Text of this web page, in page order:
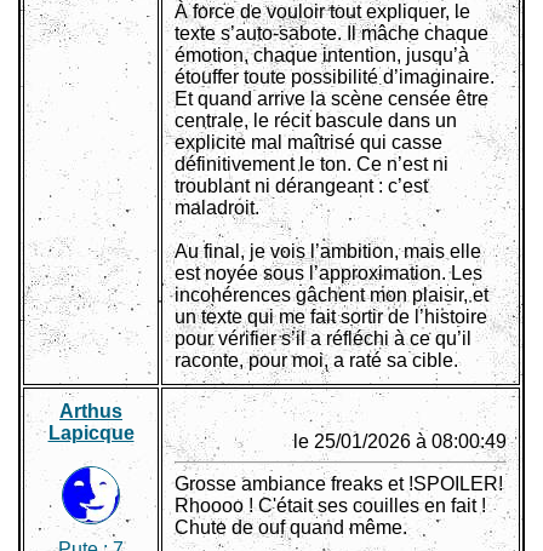
À force de vouloir tout expliquer, le
texte s’auto-sabote. Il mâche chaque
émotion, chaque intention, jusqu’à
étouffer toute possibilité d’imaginaire.
Et quand arrive la scène censée être
centrale, le récit bascule dans un
explicite mal maîtrisé qui casse
définitivement le ton. Ce n’est ni
troublant ni dérangeant : c’est
maladroit.
Au final, je vois l’ambition, mais elle
est noyée sous l’approximation. Les
incohérences gâchent mon plaisir, et
un texte qui me fait sortir de l’histoire
pour vérifier s’il a réfléchi à ce qu’il
raconte, pour moi, a raté sa cible.
Arthus
Lapicque
le 25/01/2026 à 08:00:49
Grosse ambiance freaks et !SPOILER!
Rhoooo ! C'était ses couilles en fait !
Chute de ouf quand même.